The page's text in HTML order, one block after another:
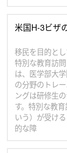
米国H-3ビザ
移民を目的と
特別な教育訪
は、医学部大
の分野のトレ
ングは研修生
す。特別な教
いう）が受け
的な障